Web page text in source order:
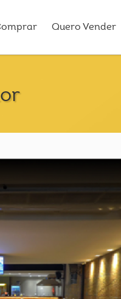
Quero Vender